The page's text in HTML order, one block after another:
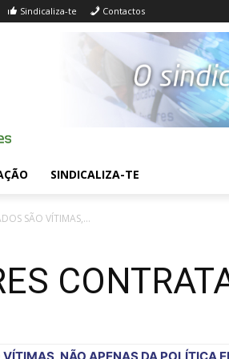
Sindicaliza-te Contactos
SINDICALIZA-TE
SÃO VÍTIMAS,...